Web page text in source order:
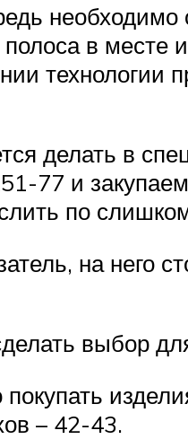
необходимо
в месте
делать в
77 и
по
на него
выбор
– 42-43.